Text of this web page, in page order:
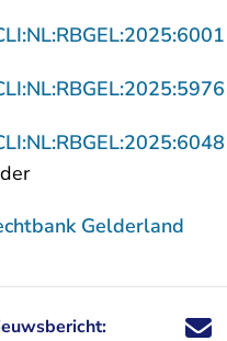
Gelderland
Deel dit
Deel